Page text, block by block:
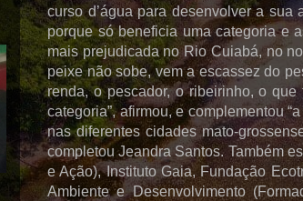
curso d’água para desenvolver a
porque só beneficia uma categoria e
mais prejudicada no Rio Cuiabá, no
peixe não sobe, vem a escassez do
renda, o pescador, o ribeirinho, o
categoria”, afirmou, e complementou
nas diferentes cidades mato-
completou Jeandra Santos. Também
e Ação), Instituto Gaia, Fundação
Ambiente e Desenvolvimento